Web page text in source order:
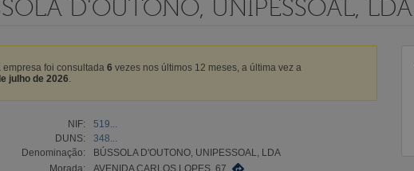
D'OUTONO, UNIPESSOAL, LDA
empresa foi consultada 6 vezes nos últimos 12 meses, a última vez a
julho de 2026
NIF:
519...
DUNS:
348...
Denominação:
BÚSSOLA D'OUTONO, UNIPESSOAL, LDA
Morada:
AVENIDA CARLOS LOPES, 67